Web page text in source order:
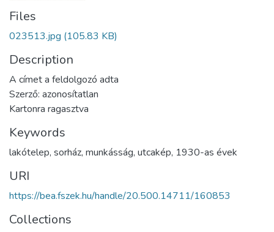
Files
023513.jpg (105.83 KB)
Description
A címet a feldolgozó adta
Szerző: azonosítatlan
Kartonra ragasztva
Keywords
lakótelep, sorház, munkásság, utcakép, 1930-as évek
URI
https://bea.fszek.hu/handle/20.500.14711/160853
Collections